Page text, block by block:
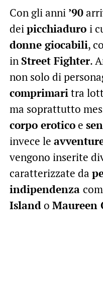
Con gli anni ’90
deipicchiaduro i
donne giocabili,
in Street Fighter.
non solo di
comprimaritra
ma soprattutto
corpo eroticoe
invece le
vengono inserite
caratterizzate da
indipendenza
Islando Maureen